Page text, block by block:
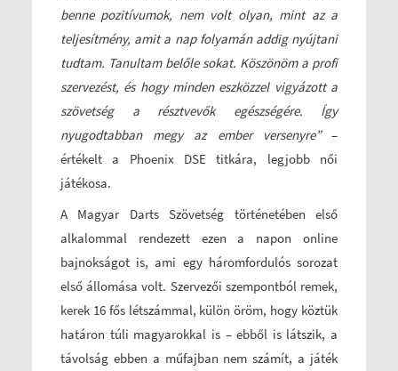
benne pozitívumok, nem volt olyan, mint az a
teljesítmény, amit a nap folyamán addig nyújtani
tudtam. Tanultam belőle sokat. Köszönöm a profi
szervezést, és hogy minden eszközzel vigyázott a
szövetség a résztvevők egészségére. Így
nyugodtabban megy az ember versenyre” –
értékelt a Phoenix DSE titkára, legjobb női
játékosa.
A Magyar Darts Szövetség történetében első
alkalommal rendezett ezen a napon online
bajnokságot is, ami egy háromfordulós sorozat
első állomása volt. Szervezői szempontból remek,
kerek 16 fős létszámmal, külön öröm, hogy köztük
határon túli magyarokkal is – ebből is látszik, a
távolság ebben a műfajban nem számít, a játék